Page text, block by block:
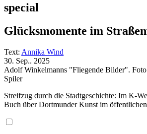
special
Glücksmomente im
Text: Annika Wind
30. Sep.. 2025
Adolf Winkelmanns "Fliegende Bilder".
Spiler
Streifzug durch die Stadtgeschichte: Im K-
Buch über Dortmunder Kunst im